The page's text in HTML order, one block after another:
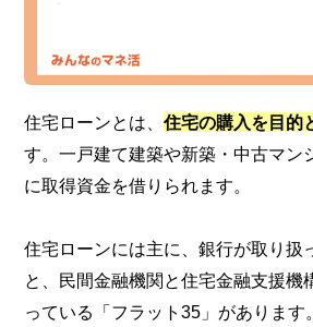
住宅ローンとは、住宅の購入を目的
す。一戸建て建築や新築・中古マン
に取得資金を借りられます。
住宅ローンには主に、銀行が取り扱
と、民間金融機関と住宅金融支援機
っている「フラット35」があります。